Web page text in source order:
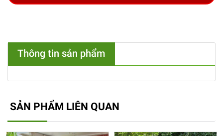
Thông tin sản phẩm
SẢN PHẨM LIÊN QUAN